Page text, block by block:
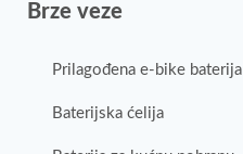
Brze veze
Prilagođena e-bike baterija
Baterijska ćelija